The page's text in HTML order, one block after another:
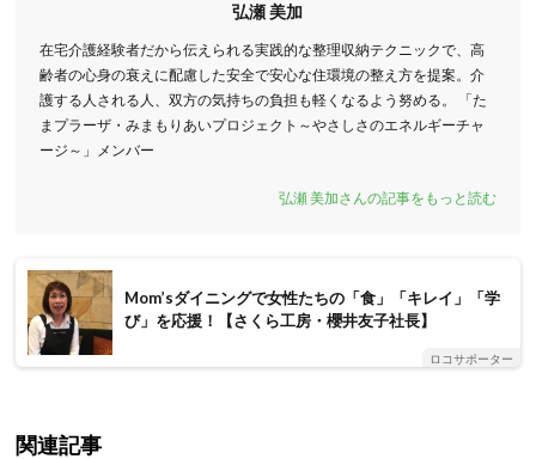
弘瀬 美加
在宅介護経験者だから伝えられる実践的な整理収納テクニックで、高
齢者の心身の衰えに配慮した安全で安心な住環境の整え方を提案。介
護する人される人、双方の気持ちの負担も軽くなるよう努める。 「た
まプラーザ・みまもりあいプロジェクト～やさしさのエネルギーチャ
ージ～」メンバー
弘瀬 美加さんの記事をもっと読む
Mom’sダイニングで女性たちの「食」「キレイ」「学
び」を応援！【さくら工房・櫻井友子社長】
ロコサポーター
関連記事